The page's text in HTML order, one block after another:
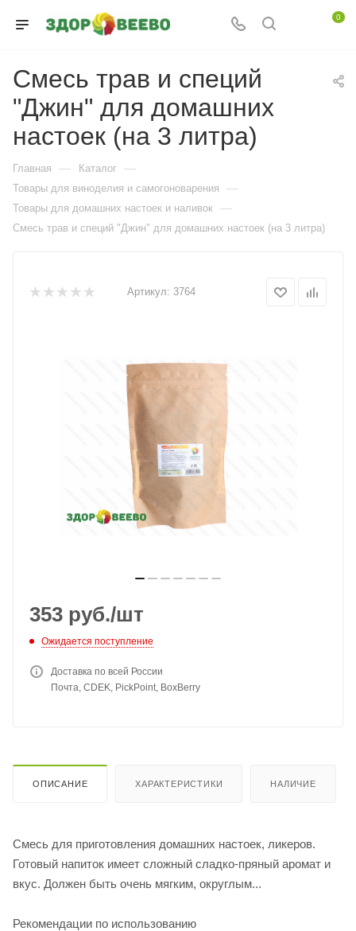
0
Смесь трав и специй
"Джин" для домашних
настоек (на 3 литра)
Главная — Каталог —
Товары для виноделия и самогоноварения —
Товары для домашних настоек и наливок —
Смесь трав и специй "Джин" для домашних настоек (на 3 литра)
Артикул: 3764
353 руб./шт
Ожидается поступление
Доставка по всей России
Почта, CDEK, PickPoint, BoxBerry
ОПИСАНИЕ ХАРАКТЕРИСТИКИ НАЛИЧИЕ
Смесь для приготовления домашних настоек, ликеров.
Готовый напиток имеет сложный сладко-пряный аромат и
вкус. Должен быть очень мягким, округлым...
Рекомендации по использованию